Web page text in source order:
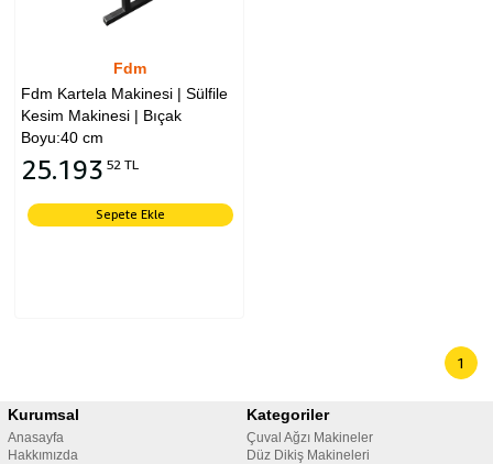
Fdm
Fdm Kartela Makinesi | Sülfile
Kesim Makinesi | Bıçak
Boyu:40 cm
25.193 52 TL
Sepete Ekle
1
Kurumsal
Anasayfa
Hakkımızda
Kategoriler
Çuval Ağzı Makineler
Düz Dikiş Makineleri